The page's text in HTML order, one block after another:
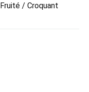
/ Croquant